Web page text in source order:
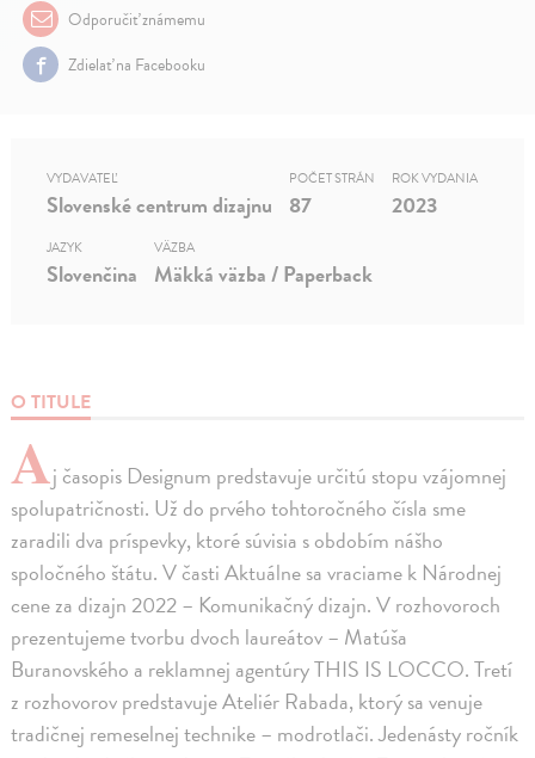
Odporučiť známemu
Zdielať na Facebooku
O TITULE
Aj časopis Designum predstavuje určitú stopu vzájomnej
spolupatričnosti. Už do prvého tohtoročného čísla sme
zaradili dva príspevky, ktoré súvisia s obdobím nášho
spoločného štátu. V časti Aktuálne sa vraciame k Národnej
cene za dizajn 2022 – Komunikačný dizajn. V rozhovoroch
prezentujeme tvorbu dvoch laureátov – Matúša
Buranovského a reklamnej agentúry THIS IS LOCCO. Tretí
z rozhovorov predstavuje Ateliér Rabada, ktorý sa venuje
tradičnej remeselnej technike – modrotlači. Jedenásty ročník
VYDAVATEĽ
Slovenské centrum dizajnu
POČET STRÁN
87
ROK VYDANIA
2023
JAZYK
Slovenčina
VÄZBA
Mäkká väzba / Paperback